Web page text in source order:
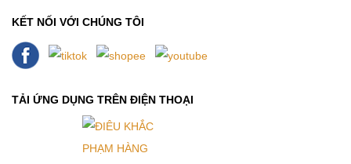
KẾT NỐI VỚI CHÚNG TÔI
TẢI ỨNG DỤNG TRÊN ĐIỆN THOẠI